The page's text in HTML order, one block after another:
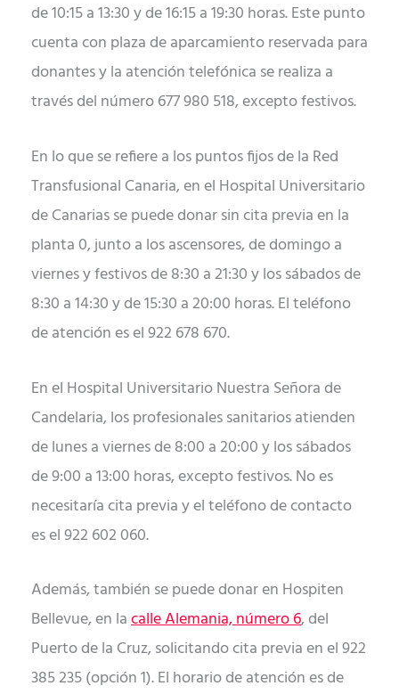
de 10:15 a 13:30 y de 16:15 a 19:30 horas. Este punto
cuenta con plaza de aparcamiento reservada para
donantes y la atención telefónica se realiza a
través del número 677 980 518, excepto festivos.
En lo que se refiere a los puntos fijos de la Red
Transfusional Canaria, en el Hospital Universitario
de Canarias se puede donar sin cita previa en la
planta 0, junto a los ascensores, de domingo a
viernes y festivos de 8:30 a 21:30 y los sábados de
8:30 a 14:30 y de 15:30 a 20:00 horas. El teléfono
de atención es el 922 678 670.
En el Hospital Universitario Nuestra Señora de
Candelaria, los profesionales sanitarios atienden
de lunes a viernes de 8:00 a 20:00 y los sábados
de 9:00 a 13:00 horas, excepto festivos. No es
necesitaría cita previa y el teléfono de contacto
es el 922 602 060.
Además, también se puede donar en Hospiten
Bellevue, en lacalle Alemania, número 6, del
Puerto de la Cruz, solicitando cita previa en el 922
385 235 (opción 1). El horario de atención es de